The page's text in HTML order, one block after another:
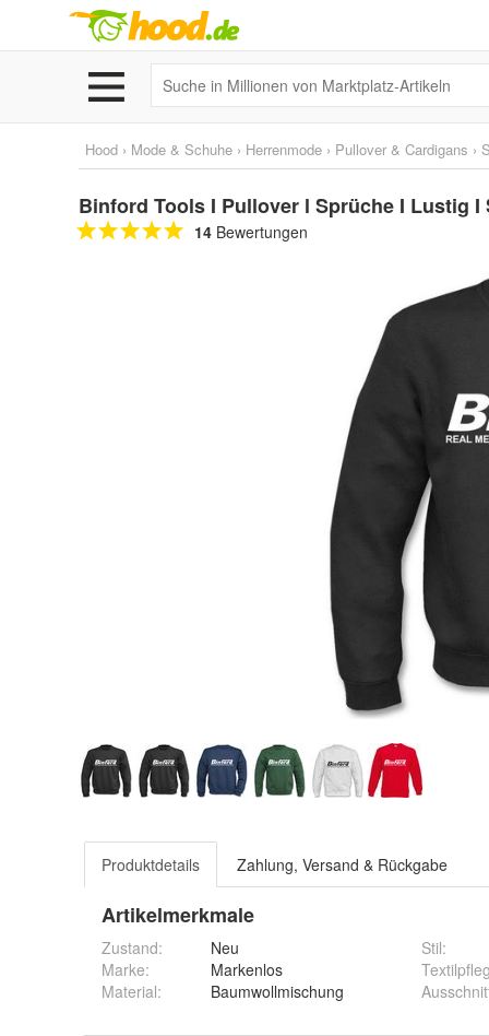
Hood › Mode & Schuhe › Herrenmode › Pullover & Cardigans ›
Binford Tools I Pullover l Sprüche I Lustig I
14 Bewertungen
Produktdetails Zahlung, Versand & Rückgabe
Artikelmerkmale
Zustand:
Neu
Marke:
Markenlos
Material: Baumwollmischung
Stil: